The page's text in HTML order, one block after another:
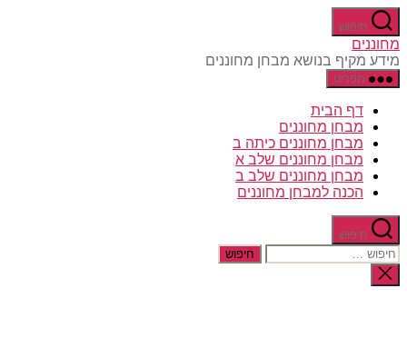
דלג
לתוכן חיפוש
מחוננים
מידע מקיף בנושא מבחן מחוננים
תפריט
דף הבית
מבחן מחוננים
מבחן מחוננים כיתה ב
מבחן מחוננים שלב א
מבחן מחוננים שלב ב
הכנה למבחן מחוננים
חיפוש
חיפוש:
סגירת
החיפוש